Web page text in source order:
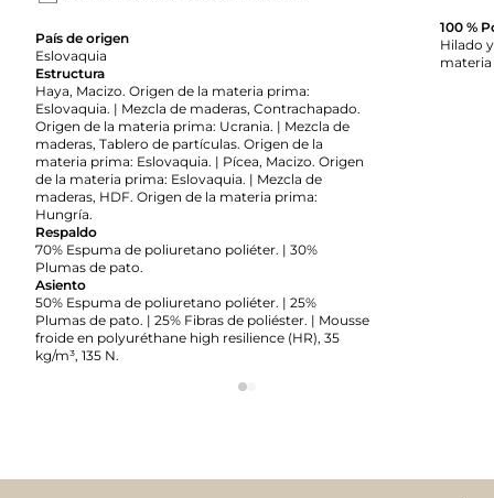
País de origen
Eslovaquia
Estructura
Haya, Macizo. Origen de la materia prima:
Eslovaquia. | Mezcla de maderas, Contrachapado.
Origen de la materia prima: Ucrania. | Mezcla de
maderas, Tablero de partículas. Origen de la
materia prima: Eslovaquia. | Pícea, Macizo. Origen
de la materia prima: Eslovaquia. | Mezcla de
maderas, HDF. Origen de la materia prima:
Hungría.
Respaldo
70% Espuma de poliuretano poliéter. | 30%
Plumas de pato.
Asiento
50% Espuma de poliuretano poliéter. | 25%
Plumas de pato. | 25% Fibras de poliéster. | Mousse
froide en polyuréthane high resilience (HR), 35
kg/m³, 135 N.
100 %
Hilado